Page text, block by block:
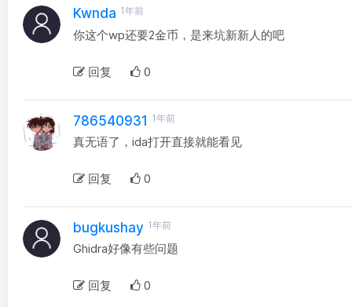
Kwnda 1年前
你这个wp还要2金币，是来坑新新人的吧
回复 0
786540931 1年前
真无语了，ida打开直接就能看见
回复 0
bugkushay 1年前
Ghidra好像有些问题
回复 0